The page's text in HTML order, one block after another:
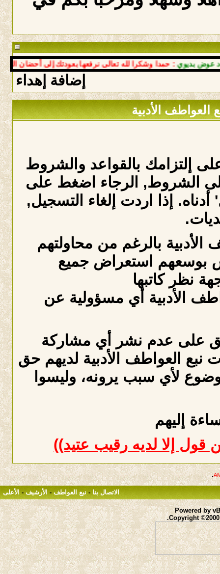
بديوي : حمدا وشكرا لله تعالى نرفعها بعودتك إلى أحضان
إضافة إهداء
الأدبية
إلتزامك بالقواعد والشروط
الشروط, الرجاء اضغط على
إذا اردت إلغاء التسجيل,
بالرغم من محاولتهم
بوسعهم استعراض جميع
نظر كاتبها
الأدبية أي مسؤولية عن
على عدم نشر أي مشاركة
نبع العواطف الأدبية لديهم حق
لأي سبب يرونه، وليسوا
إليهم
قول إلا لديه رقيب عتيد))
.
الاتصال بنا - نبع العواطف - الأرشيف - الأعلى
Powered by
Copyright